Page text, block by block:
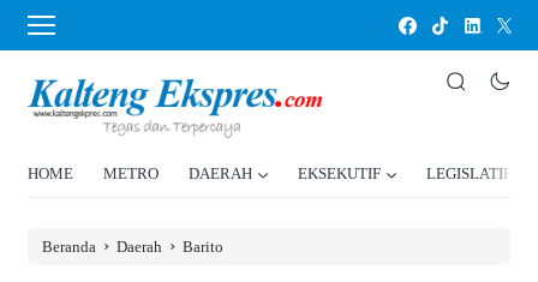
HOME METRO DAERAH EKSEKUTIF LEGISLATIF
Beranda › Daerah › Barito